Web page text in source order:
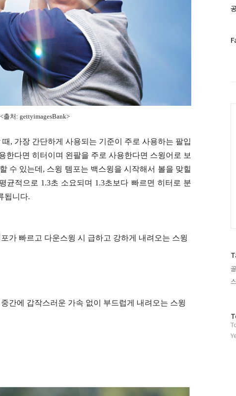
<출처: gettyimagesBank>
, 가장 간단하게 사용되는 기준이 주로 사용하는 팔입
한다면 히터이며 왼팔을 주로 사용한다면 스윙어로 보
수 있는데, 스윙 템포는 백스윙을 시작해서 볼을 맞힐
균적으로 1.3초 소요되며 1.3초보다 빠르면 히터로 분
됩니다.
가 빠르고 다운스윙 시 급하고 강하게 내려오는 스윙
간에 갑작스러운 가속 없이 부드럽게 내려오는 스윙
과
글
방
문
자